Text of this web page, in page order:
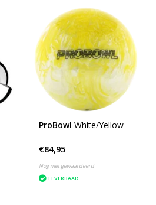
ProBowl White/Yellow
€84,95
Nog niet gewaardeerd
LEVERBAAR